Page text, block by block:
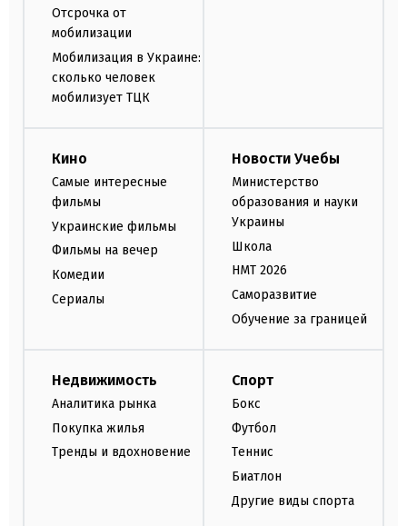
Отсрочка от
мобилизации
Мобилизация в Украине:
сколько человек
мобилизует ТЦК
Кино
Самые интересные
фильмы
Украинские фильмы
Фильмы на вечер
Комедии
Сериалы
Новости Учебы
Министерство
образования и науки
Украины
Школа
НМТ 2026
Саморазвитие
Обучение за границей
Недвижимость
Аналитика рынка
Покупка жилья
Тренды и вдохновение
Спорт
Бокс
Футбол
Теннис
Биатлон
Другие виды спорта